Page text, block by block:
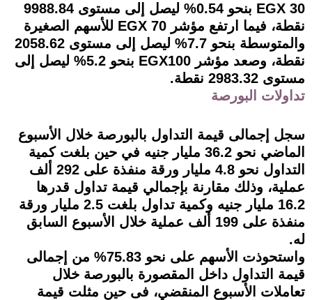
EGX 30 بنحو 0.54% ليصل إلى مستوى 9988.84
نقطة، فيما ارتفع مؤشر EGX 70 للأسهم الصغيرة
والمتوسطة بنحو 7.7% ليصل إلى مستوى 2058.62
نقطة، وصعد مؤشر EGX100 بنحو 5.2% ليصل إلى
مستوى 2983.32 نقطة.
تداولات البورصة
سجل إجمالى قيمة التداول بالبورصة خلال الأسبوع
الماضي نحو 36.2 مليار جنيه في حين بلغت كمية
التداول نحو 4.8 مليار ورقة منفذة على 292 ألف
عملية، وذلك مقارنة بإجمالي قيمة تداول قدرها
16.2 مليار جنيه وكمية تداول بلغت 2.5 مليار ورقة
منفذة على 199 ألف عملية خلال الأسبوع السابق
له.
واستحوذت الأسهم على نحو 75.83% من إجمالى
قيمة التداول داخل المقصورة بالبورصة خلال
تعاملات الأسبوع المنقضي، فى حين مثلت قيمة